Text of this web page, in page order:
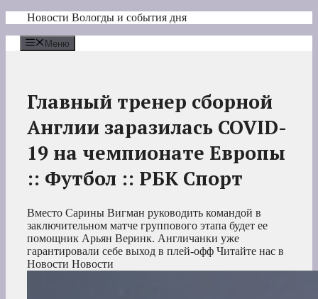
Перейти
содержимому
Новости Вологды и события дня
Меню
Главный тренер сборной
Англии заразилась COVID-
19 на чемпионате Европы
:: Футбол :: РБК Спорт
Вместо Сарины Вигман руководить командой в
заключительном матче группового этапа будет ее
помощник Арьян Веринк. Англичанки уже
гарантировали себе выход в плей-офф Читайте нас в
Новости Новости